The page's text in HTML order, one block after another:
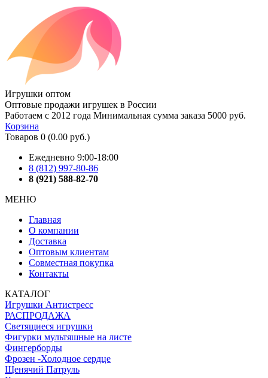
Игрушки оптом
Оптовые продажи игрушек в России
Работаем с 2012 года Минимальная сумма заказа 5000 руб.
Корзина
Товаров 0 (0.00 руб.)
Ежедневно 9:00-18:00
8 (812) 997-80-86
8 (921) 588-82-70
МЕНЮ
Главная
О компании
Доставка
Оптовым клиентам
Совместная покупка
Контакты
КАТАЛОГ
Игрушки Антистресс
РАСПРОДАЖА
Светящиеся игрушки
Фигурки мультяшные на листе
Фингерборды
Фрозен -Холодное сердце
Щенячий Патруль